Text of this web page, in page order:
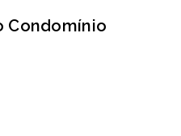
Condomínio